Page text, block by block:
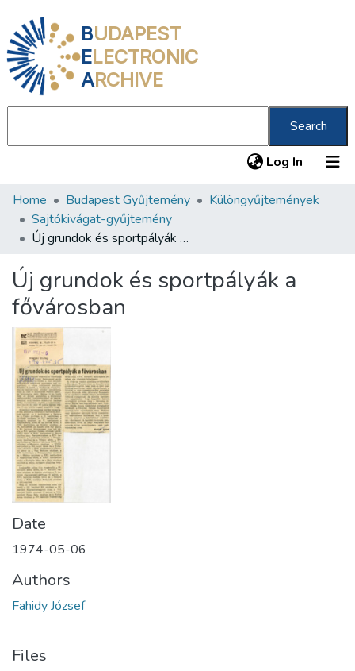
BUDAPEST
ELECTRONIC
ARCHIVE
Search
Log In (current)
Communities & Collections
All of DSpace
Statistics
About us
Home Budapest Gyűjtemény
Különgyűjtemények
Sajtókivágat-gyűjtemény
Új grundok és sportpályák a fővárosban
Új grundok és sportpályák a
fővárosban
Date
1974-05-06
Authors
Fahidy József
Files